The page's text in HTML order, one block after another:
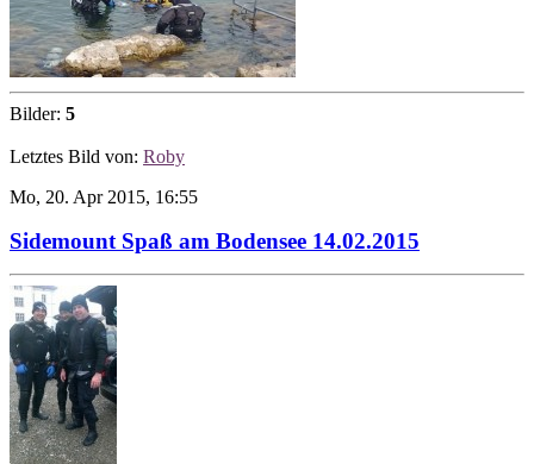
Bilder: 5
Letztes Bild von: Roby
Mo, 20. Apr 2015, 16:55
Sidemount Spaß am Bodensee 14.02.2015